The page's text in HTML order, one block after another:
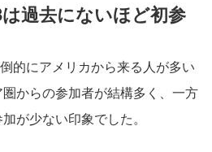
過去にないほど初参
的にアメリカから来る人が多い
からの参加者が結構多く、一方
が少ない印象でした。